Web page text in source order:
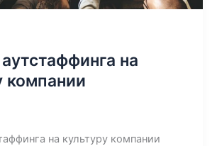
на
компании
на культуру компании